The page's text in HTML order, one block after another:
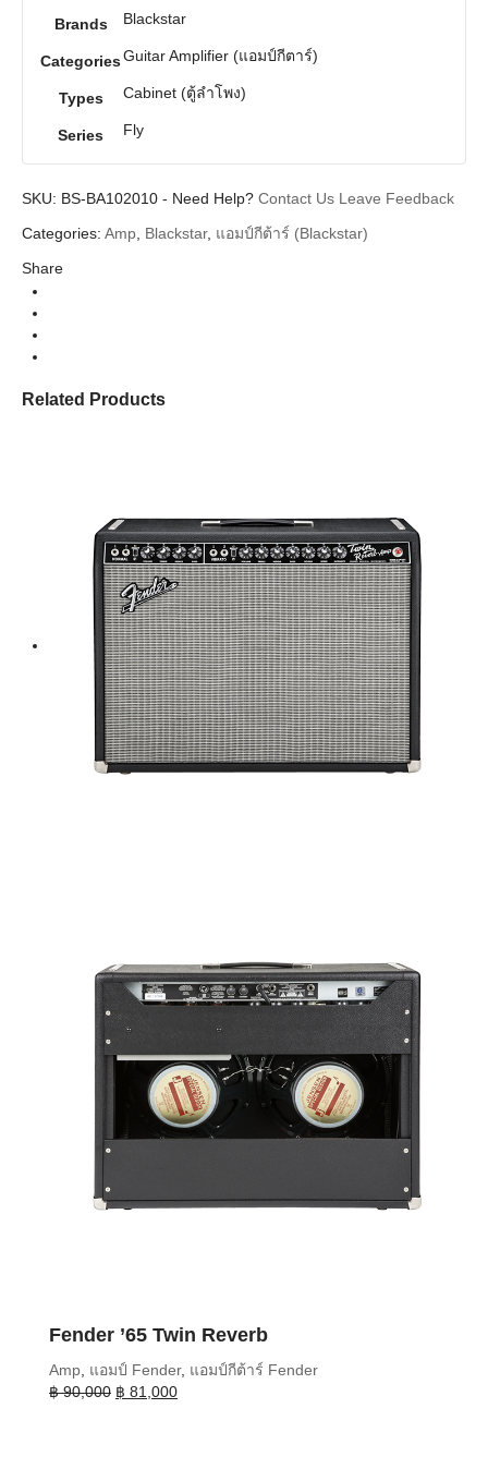
Brands Blackstar
CategoriesGuitar Amplifier (แอมป์กีตาร์)
Types Cabinet (ตู้ลำโพง)
Series Fly
SKU: BS-BA102010 - Need Help? Contact Us Leave Feedback
Categories: Amp, Blackstar, แอมป์กีต้าร์ (Blackstar)
Share
Related Products
Fender ’65 Twin Reverb
Amp, แอมป์ Fender, แอมป์กีต้าร์ Fender
฿90,000 Original
฿ 81,000Current